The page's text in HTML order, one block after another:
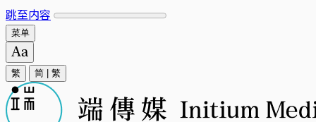
跳至内容
菜单
繁 简 繁